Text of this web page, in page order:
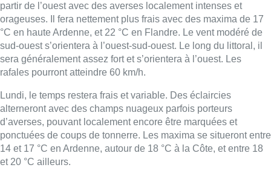
partir de l’ouest avec des averses localement intenses et
orageuses. Il fera nettement plus frais avec des maxima de 17
°C en haute Ardenne, et 22 °C en Flandre. Le vent modéré de
sud-ouest s’orientera à l’ouest-sud-ouest. Le long du littoral, il
sera généralement assez fort et s’orientera à l’ouest. Les
rafales pourront atteindre 60 km/h.
Lundi, le temps restera frais et variable. Des éclaircies
alterneront avec des champs nuageux parfois porteurs
d’averses, pouvant localement encore être marquées et
ponctuées de coups de tonnerre. Les maxima se situeront entre
14 et 17 °C en Ardenne, autour de 18 °C à la Côte, et entre 18
et 20 °C ailleurs.